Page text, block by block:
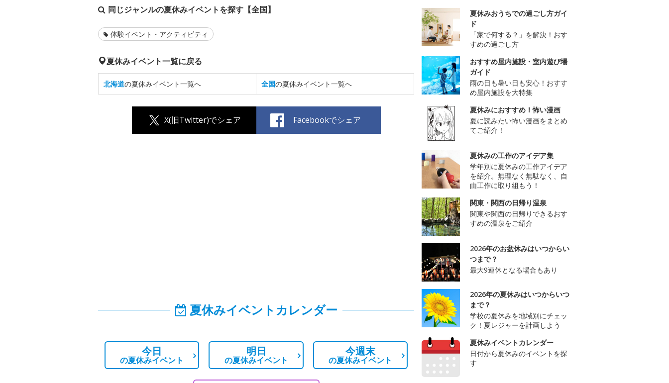
同じジャンルの夏休みイベントを探す【全国】
体験イベント・アクティビティ
夏休みイベント一覧に戻る
北海道の夏休みイベント一覧へ 全国の夏休みイベント一覧へ
X(旧Twitter)でシェア Facebookでシェア
夏休みイベントカレンダー
今日
の夏休みイベント
明日
の夏休みイベント
今週末
の夏休みイベント
夏休みおうちでの過ごし方ガイ
ド
「家で何する？」を解決！おす
すめの過ごし方
おすすめ屋内施設・室内遊び場
ガイド
雨の日も暑い日も安心！おすす
め屋内施設を大特集
夏休みにおすすめ！怖い漫画
夏に読みたい怖い漫画をまとめ
てご紹介！
夏休みの工作のアイデア集
学年別に夏休みの工作アイデア
を紹介。無理なく無駄なく、自
由工作に取り組もう！
関東・関西の日帰り温泉
関東や関西の日帰りできるおす
すめの温泉をご紹介
2026年のお盆休みはいつからい
つまで？
最大9連休となる場合もあり
2026年の夏休みはいつからいつ
まで？
学校の夏休みを地域別にチェッ
ク！夏レジャーを計画しよう
夏休みイベントカレンダー
日付から夏休みのイベントを探
す